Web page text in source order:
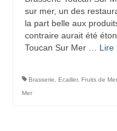
sur mer, un des
la part belle aux
contraire aurait été
Toucan Sur Mer … Lire
Brasserie Ecailler, Fruits de Mer
Mer